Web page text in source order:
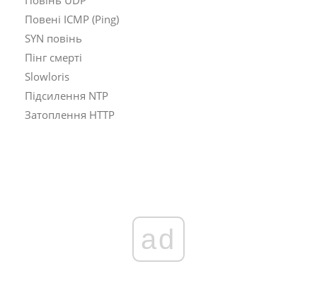
Повені ICMP (Ping)
SYN повінь
Пінг смерті
Slowloris
Підсилення NTP
Затоплення HTTP
ad